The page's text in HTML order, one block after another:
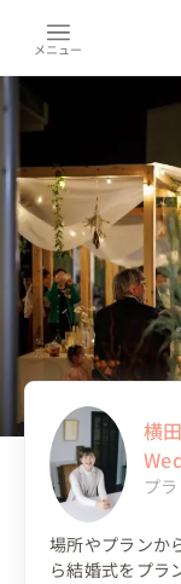
メニュー
横
プ
場所やプランか
ら結婚式をプラ